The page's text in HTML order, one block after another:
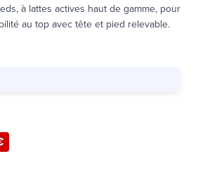
à lattes actives haut de gamme, pour
au top avec tête et pied relevable.